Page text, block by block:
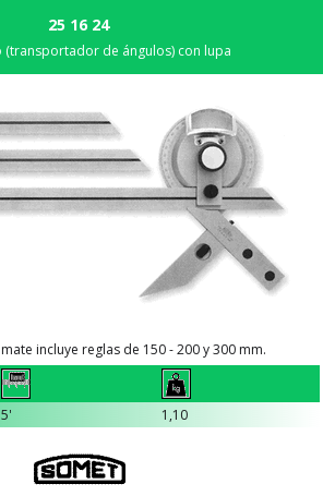
25 16 24
(transportador de ángulos) con lupa
incluye reglas de 150 - 200 y 300 mm.
5' 1,10